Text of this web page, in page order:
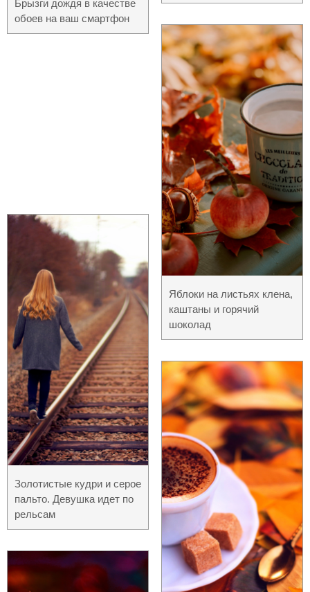
Брызги дождя в качестве
обоев на ваш смартфон
Золотистые кудри и серое
пальто. Девушка идет по
рельсам
Яблоки на листьях клена,
каштаны и горячий
шоколад